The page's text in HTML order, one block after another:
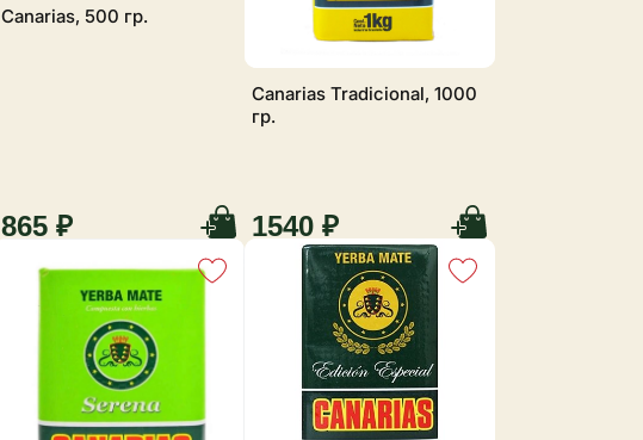
Canarias, 500 гр.
865 ₽
Canarias Tradicional, 1000
гр.
1540 ₽